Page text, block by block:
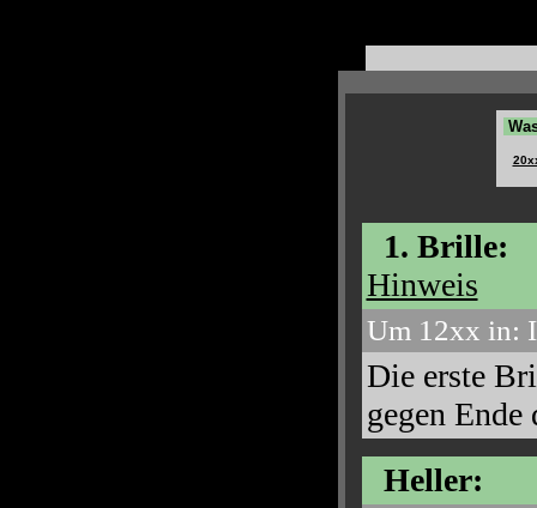
1. Brille:
Hinweis
Um 12xx in:
Die erste
gegen
Heller: